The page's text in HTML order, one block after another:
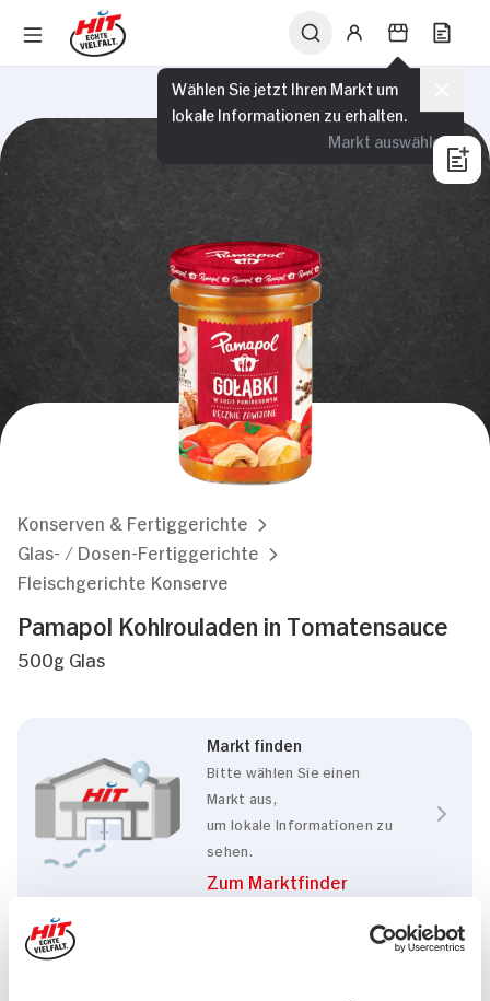
Wählen Sie jetzt Ihren Markt um
lokale Informationen zu erhalten.
Markt auswählen
Konserven & Fertiggerichte
Glas- / Dosen-Fertiggerichte
Fleischgerichte Konserve
Pamapol Kohlrouladen in Tomatensauce
500g Glas
Markt finden
Bitte wählen Sie einen
Markt aus,
um lokale Informationen zu
sehen.
Zum Marktfinder
Marke